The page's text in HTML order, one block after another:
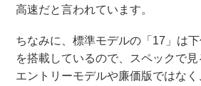
高速だと言われています。
ちなみに、標準モデルの「17」は
を搭載しているので、スペックで
エントリーモデルや廉価版ではな